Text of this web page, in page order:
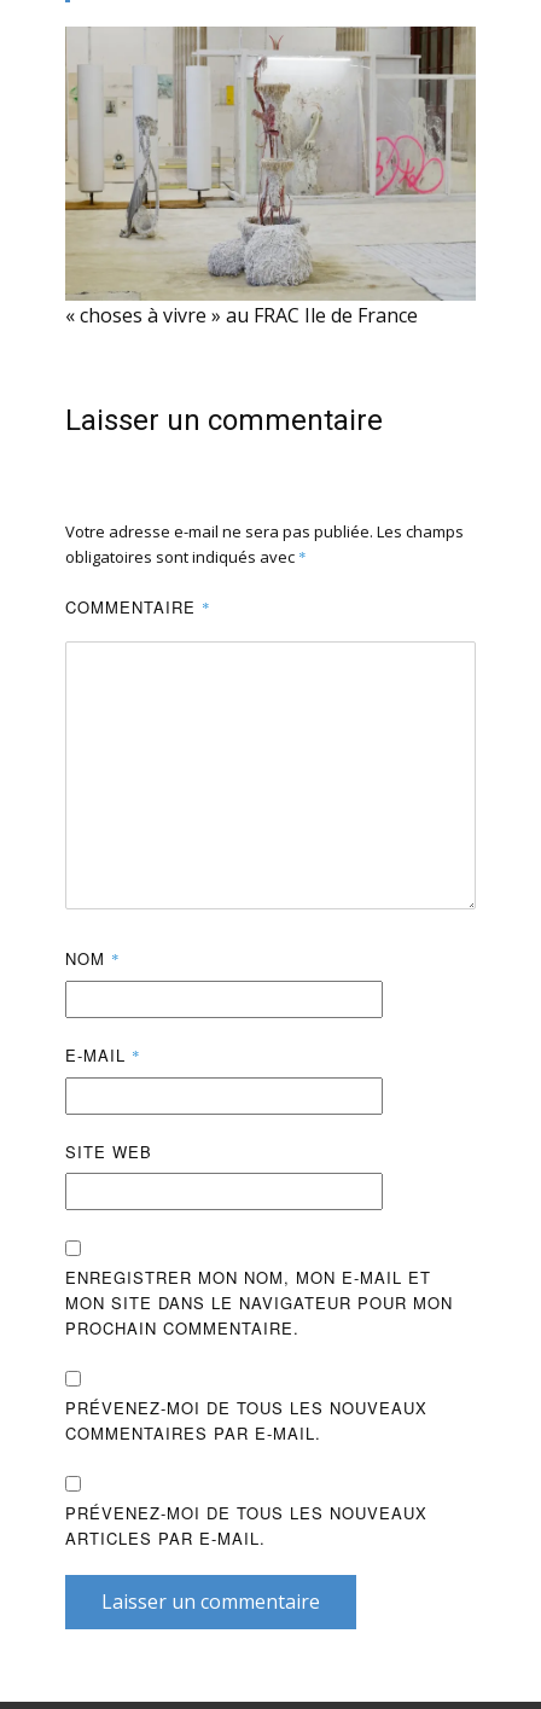
« choses à vivre » au FRAC Ile de France
Laisser un commentaire
Votre adresse e-mail ne sera pas publiée. Les champs
obligatoires sont indiqués avec *
COMMENTAIRE *
NOM *
E-MAIL *
SITE WEB
ENREGISTRER MON NOM, MON E-MAIL ET
MON SITE DANS LE NAVIGATEUR POUR MON
PROCHAIN COMMENTAIRE.
PRÉVENEZ-MOI DE TOUS LES NOUVEAUX
COMMENTAIRES PAR E-MAIL.
PRÉVENEZ-MOI DE TOUS LES NOUVEAUX
ARTICLES PAR E-MAIL.
Laisser un commentaire